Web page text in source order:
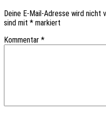
Deine E-Mail-Adresse wird
sind mit * markiert
Kommentar *